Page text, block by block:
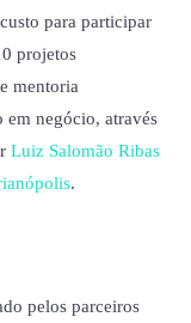
para participar
projetos
mentoria
em negócio, através
Luiz Salomão Ribas
.
pelos parceiros